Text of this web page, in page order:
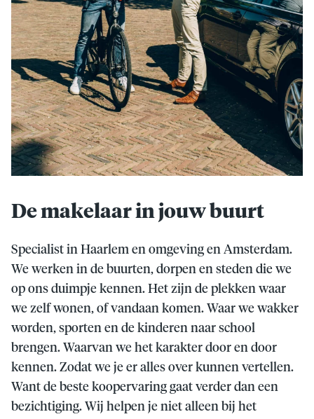
De makelaar in jouw buurt
Specialist in Haarlem en omgeving en Amsterdam.
We werken in de buurten, dorpen en steden die we
op ons duimpje kennen. Het zijn de plekken waar
we zelf wonen, of vandaan komen. Waar we wakker
worden, sporten en de kinderen naar school
brengen. Waarvan we het karakter door en door
kennen. Zodat we je er alles over kunnen vertellen.
Want de beste koopervaring gaat verder dan een
bezichtiging. Wij helpen je niet alleen bij het